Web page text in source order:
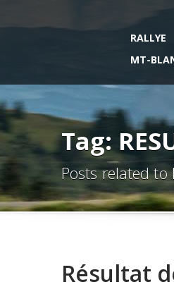
RALLYE
MT-
Tag:
Posts related to
Résultat